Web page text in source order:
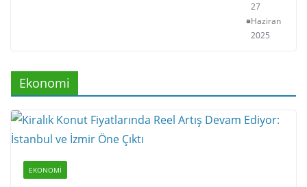
27
Haziran
2025
Ekonomi
EKONOMI